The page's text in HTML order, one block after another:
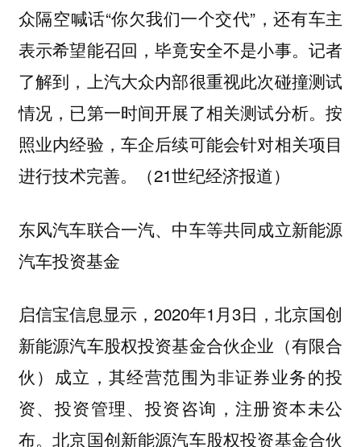
众隔空喊话“你欠我们一个交代”，还有车主
表示希望能召回，毕竟安全不是小事。记者
了解到，上汽大众内部很重视此次碰撞测试
情况，已第一时间开展了相关测试分析。按
照业内经验，车企后续可能会针对相关项目
进行技术完善。（21世纪经济报道）
东风汽车联合一汽、中车等共同成立新能源
汽车投资基金
启信宝信息显示，2020年1月3日，北京国创
新能源汽车股权投资基金合伙企业（有限合
伙）成立，其经营范围为非证券业务的投
资、投资管理、投资咨询，注册资本未公
布。北京国创新能源汽车股权投资基金合伙